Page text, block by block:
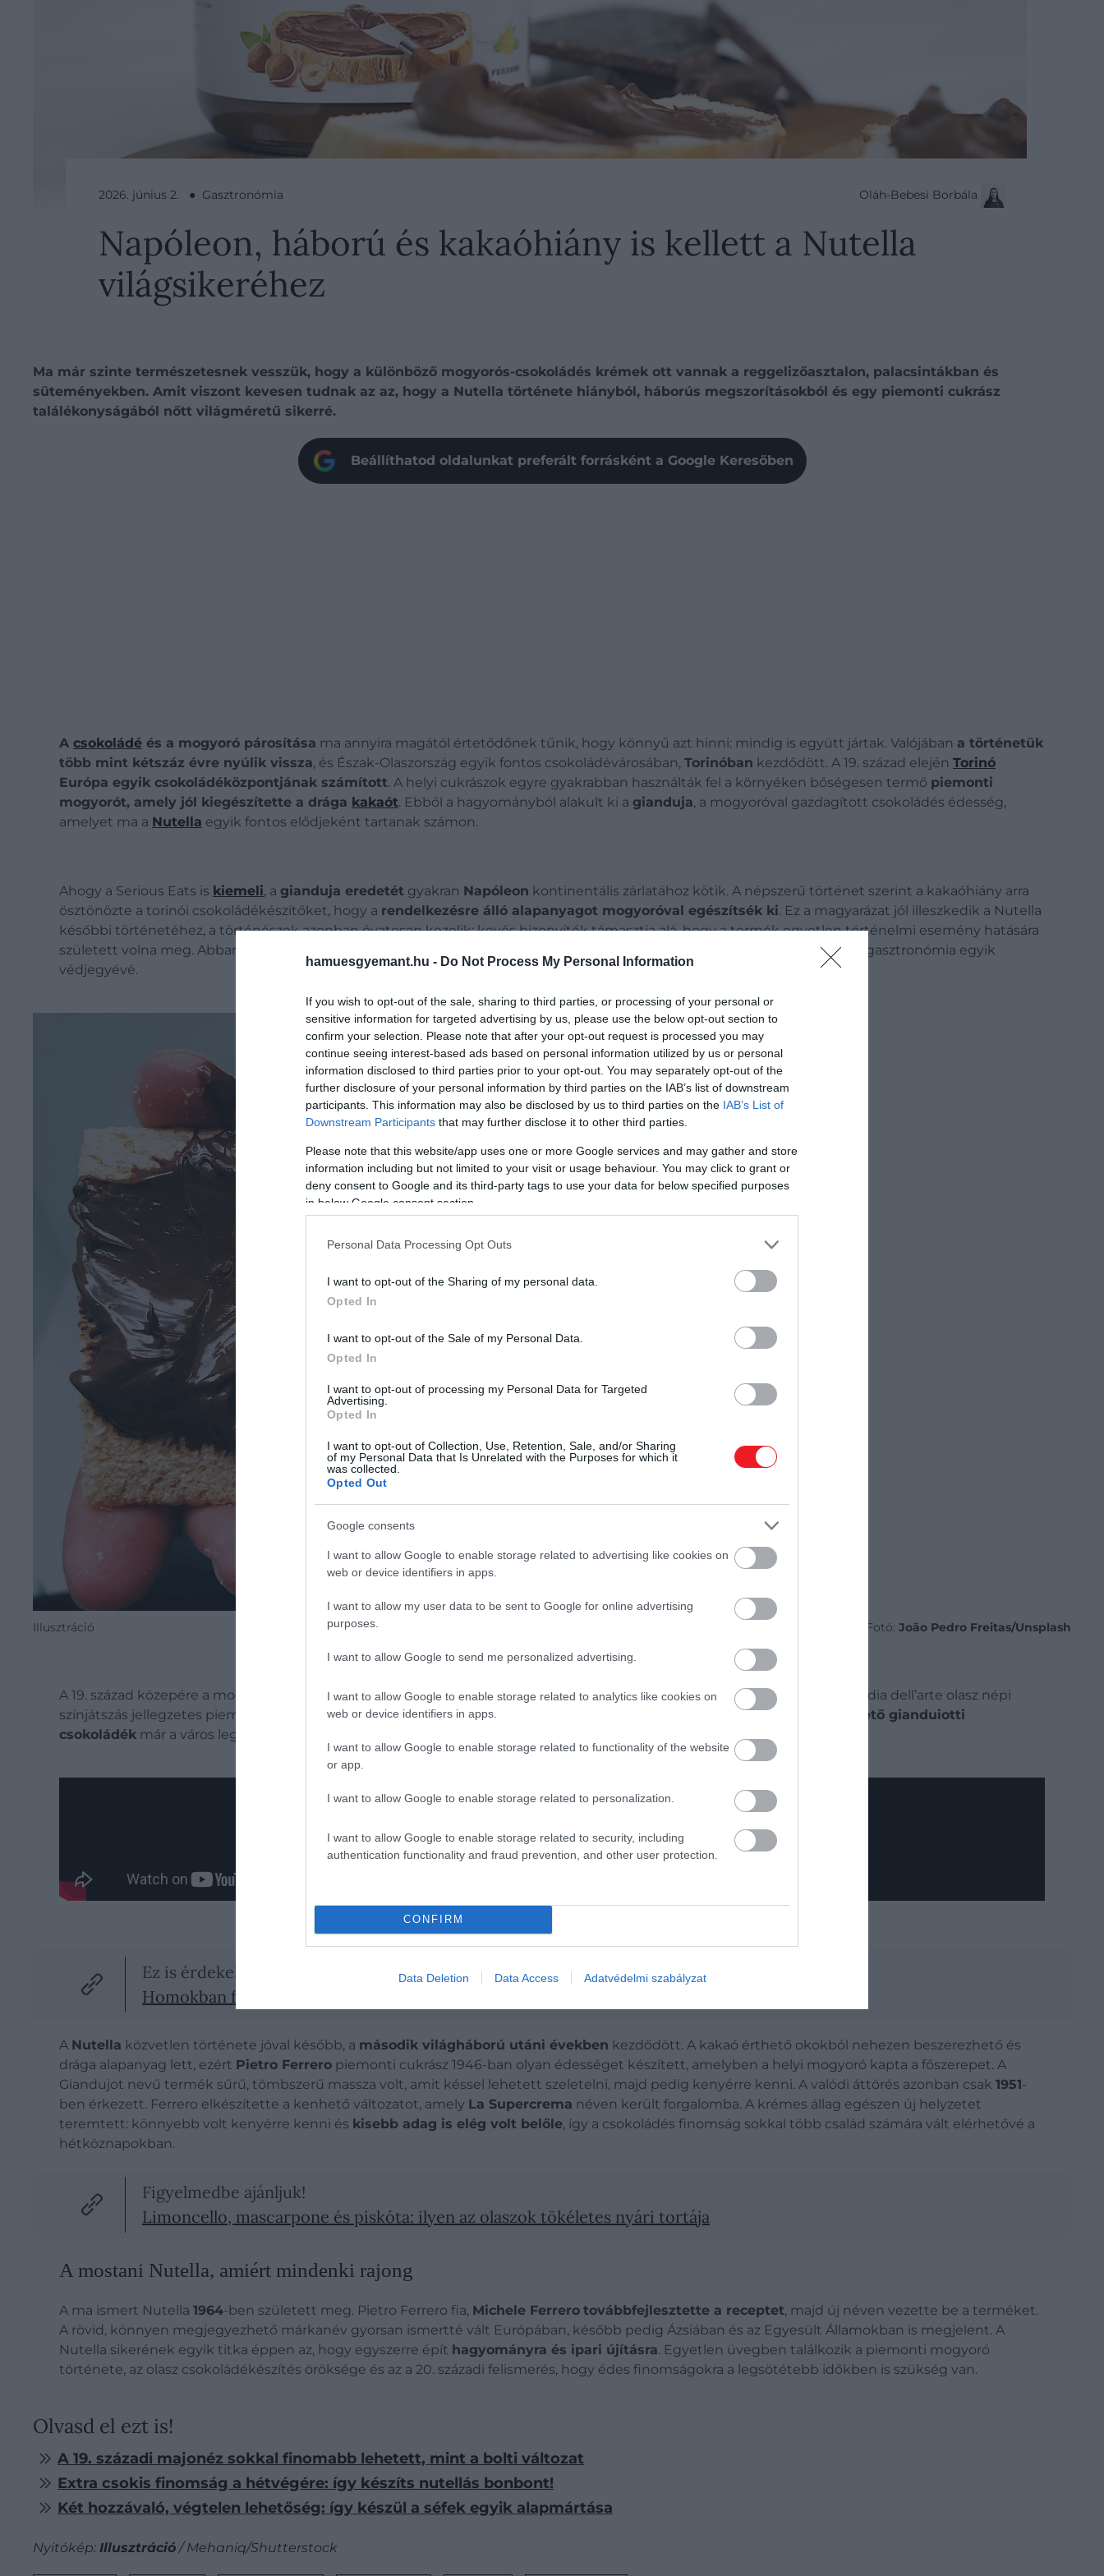
hamuesgyemant.hu - Do Not Process My Personal Information
If you wish to opt-out of the sale, sharing to third parties, or processing of your personal or
sensitive information for targeted advertising by us, please use the below opt-out section to
confirm your selection. Please note that after your opt-out request is processed you may
continue seeing interest-based ads based on personal information utilized by us or personal
information disclosed to third parties prior to your opt-out. You may separately opt-out of the
further disclosure of your personal information by third parties on the IAB’s list of downstream
participants. This information may also be disclosed by us to third parties on the IAB’s List of
Downstream Participants that may further disclose it to other third parties.
Please note that this website/app uses one or more Google services and may gather and store
information including but not limited to your visit or usage behaviour. You may click to grant or
deny consent to Google and its third-party tags to use your data for below specified purposes
in below Google consent section.
Personal Data Processing Opt Outs
I want to opt-out of the Sharing of my personal data.
Opted In
I want to opt-out of the Sale of my Personal Data.
Opted In
I want to opt-out of processing my Personal Data for Targeted
Advertising.
Opted In
I want to opt-out of Collection, Use, Retention, Sale, and/or Sharing
of my Personal Data that Is Unrelated with the Purposes for which it
was collected.
Opted Out
Google consents
I want to allow Google to enable storage related to advertising like cookies on
web or device identifiers in apps.
I want to allow my user data to be sent to Google for online advertising
purposes.
I want to allow Google to send me personalized advertising.
I want to allow Google to enable storage related to analytics like cookies on
web or device identifiers in apps.
I want to allow Google to enable storage related to functionality of the website
or app.
I want to allow Google to enable storage related to personalization.
I want to allow Google to enable storage related to security, including
authentication functionality and fraud prevention, and other user protection.
CONFIRM
Data Deletion Data Access Adatvédelmi szabályzat
2026. június 2. ● Gasztronómia Oláh-Bebesi Borbála
Napóleon, háború és kakaóhiány is kellett a Nutella
világsikeréhez
Ma már szinte természetesnek vesszük, hogy a különböző mogyorós-csokoládés krémek ott vannak a reggelizőasztalon, palacsintákban és
süteményekben. Amit viszont kevesen tudnak az az, hogy a Nutella története hiányból, háborús megszorításokból és egy piemonti cukrász
találékonyságából nőtt világméretű sikerré.
Beállíthatod oldalunkat preferált forrásként a Google Keresőben
A csokoládé és a mogyoró párosítása ma annyira magától értetődőnek tűnik, hogy könnyű azt hinni: mindig is együtt jártak. Valójában a történetük
több mint kétszáz évre nyúlik vissza, és Észak-Olaszország egyik fontos csokoládévárosában, Torinóban kezdődött. A 19. század elején Torinó
Európa egyik csokoládéközpontjának számított. A helyi cukrászok egyre gyakrabban használták fel a környéken bőségesen termő piemonti
mogyorót, amely jól kiegészítette a drága kakaót. Ebből a hagyományból alakult ki a gianduja, a mogyoróval gazdagított csokoládés édesség,
amelyet ma a Nutella egyik fontos elődjeként tartanak számon.
Ahogy a Serious Eats is kiemeli, a gianduja eredetét gyakran Napóleon kontinentális zárlatához kötik. A népszerű történet szerint a kakaóhiány arra
ösztönözte a torinói csokoládékészítőket, hogy a rendelkezésre álló alapanyagot mogyoróval egészítsék ki. Ez a magyarázat jól illeszkedik a Nutella
későbbi történetéhez, a történészek azonban óvatosan kezelik: kevés bizonyíték támasztja alá, hogy a termék egyetlen történelmi esemény hatására
született volna meg. Abban viszont
van, hogy a csokoládé és a mogyoró párosítása fokozatosan vált a piemonti gasztronómia egyik
védjegyévé.
Illusztráció Fotó: João Pedro Freitas/Unsplash
A 19. század közepére a mogyorós-csokoládés édességek már aGianduja nevet viselték – az elnevezés eredetileg a commedia dell’arte olasz népi
színjátszás jellegzetes piemonti figurájához köthető. Az 1865-ös torinói karnevál idején a
háromszögletű kalapra emlékeztető gianduiotti
csokoládék már a város legismertebb specialitásai közé tartoztak.
Ez is érdekelhet!
Homokban főzik a világ egyik legkülönlegesebb kávéját
A Nutella közvetlen története jóval később, a második világháború utáni években kezdődött. A kakaó érthető okokból nehezen beszerezhető és
drága alapanyag lett, ezért Pietro Ferrero piemonti cukrász 1946-ban olyan édességet készített, amelyben a helyi mogyoró kapta a főszerepet. A
Giandujot nevű termék sűrű, tömbszerű massza volt, amit késsel lehetett szeletelni, majd pedig kenyérre kenni. A valódi áttörés azonban csak 1951-
ben érkezett. Ferrero elkészítette a kenhető változatot, amely La Supercrema néven került forgalomba. A krémes állag egészen új helyzetet
teremtett: könnyebb volt kenyérre kenni és kisebb adag is elég volt belőle, így a csokoládés finomság sokkal több család számára vált elérhetővé a
hétköznapokban.
Figyelmedbe ajánljuk!
Limoncello, mascarpone és piskóta: ilyen az olaszok tökéletes nyári tortája
A mostani Nutella, amiért mindenki rajong
A ma ismert Nutella 1964-ben született meg. Pietro Ferrero fia, Michele Ferrero továbbfejlesztette a receptet, majd új néven vezette be a terméket.
A rövid, könnyen megjegyezhető márkanév gyorsan ismertté vált Európában, később pedig Ázsiában és az Egyesült Államokban is megjelent. A
Nutella sikerének egyik titka éppen az, hogy egyszerre épít hagyományra és ipari újításra. Egyetlen üvegben találkozik a piemonti mogyoró
története, az olasz csokoládékészítés öröksége és az a 20. századi felismerés, hogy édes finomságokra a legsötétebb időkben is szükség van.
Olvasd el ezt is!
A 19. századi majonéz sokkal finomabb lehetett, mint a bolti változat
Extra csokis finomság a hétvégére: így készíts nutellás bonbont!
Két hozzávaló, végtelen lehetőség: így készül a séfek egyik alapmártása
Nyitókép: Illusztráció / Mehaniq/Shutterstock